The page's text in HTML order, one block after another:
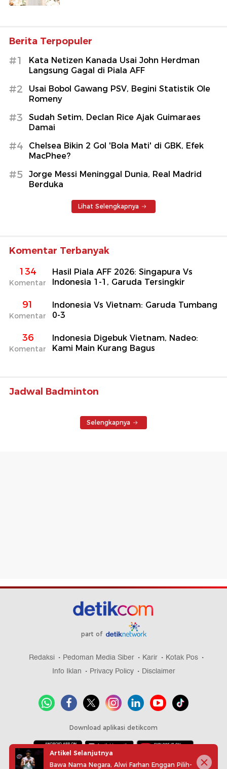
Berita Terpopuler
#1
Kata Netizen Kanada Usai John Herdman
Langsung Gagal di Piala AFF
#2
Usai Bobol Gawang PSV, Begini Statistik Ole
Romeny
#3
Sudah Setim, Declan Rice Ajak Guimaraes
Damai
#4
Chelsea Bikin 2 Gol 'Bola Mati' di GBK, Efek
MacPhee?
#5
Jorge Messi Meninggal Dunia, Real Madrid
Berduka
Lihat Selengkapnya
Komentar Terbanyak
134
Komentar
Hasil Piala AFF 2026: Singapura Vs
Indonesia 1-1, Garuda Tersingkir
91
Komentar
Indonesia Vs Vietnam: Garuda Tumbang
0-3
36
Komentar
Indonesia Digebuk Vietnam, Nadeo:
Kami Main Kurang Bagus
Jadwal Badminton
Selengkapnya
part of
Redaksi Pedoman Media Siber Karir
Kotak Pos
Info Iklan
Privacy Policy Disclaimer
Download aplikasi detikcom
Artikel Selanjutnya
Bawa Nama Negara, Alwi Farhan Enggan Pilih-